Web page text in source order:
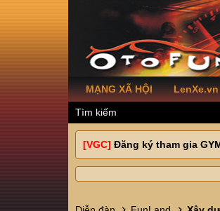
MẠNG XÃ HỘI LenXe.vn
Tìm kiếm
[VGC] Đăng ký tham gia